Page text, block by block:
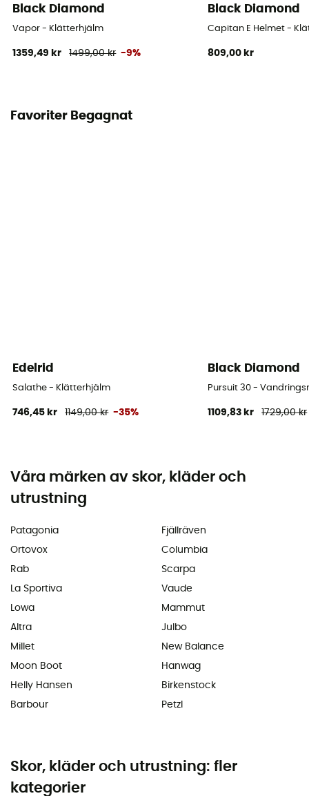
Black Diamond
Vapor - Klätterhjälm
1359,49 kr 1499,00 kr -9%
Black Diamond
Capitan E Helmet -
809,00 kr
Favoriter Begagnat
Edelrid
Salathe - Klätterhjälm
746,45 kr 1149,00 kr -35%
Black Diamond
Pursuit 30 -
1109,83 kr 1729,00 kr
Våra märken av skor, kläder och
utrustning
Patagonia
Ortovox
Rab
La Sportiva
Lowa
Altra
Millet
Moon Boot
Helly Hansen
Barbour
Fjällräven
Columbia
Scarpa
Vaude
Mammut
Julbo
New Balance
Hanwag
Birkenstock
Petzl
Skor, kläder och utrustning: fler
kategorier